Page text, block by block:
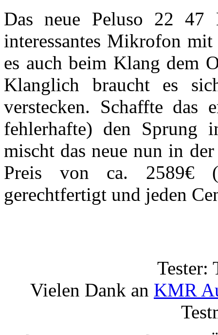
Das neue Peluso 22 47
interessantes Mikrofon
es auch beim Klang dem
Klanglich braucht es
verstecken. Schaffte das
fehlerhafte) den Sprung
mischt das neue nun in
Preis von ca. 2589€
gerechtfertigt und jeden
Tester:
Vielen Dank an KMR